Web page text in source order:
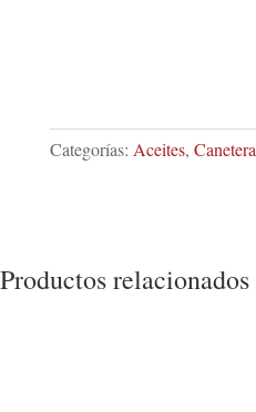
Categorías: Aceites, Canetera
Productos relacionados